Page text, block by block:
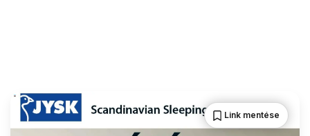
Link mentése